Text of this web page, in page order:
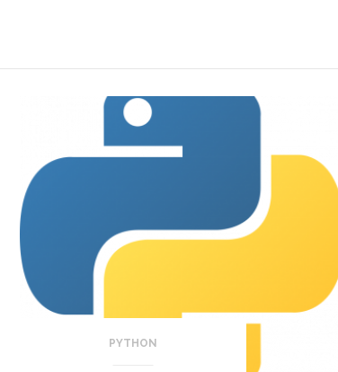
PYTHON